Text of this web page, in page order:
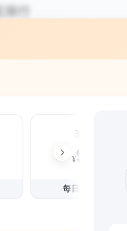
3个月
¥99
每日仅1.08元